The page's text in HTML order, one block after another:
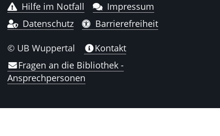
Hilfe im Notfall
Impressum
Datenschutz
Barrierefreiheit
© UB Wuppertal
Kontakt
Fragen an die Bibliothek -
Ansprechpersonen